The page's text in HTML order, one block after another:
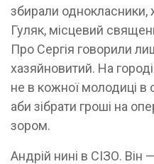
збирали однокласники,
Гуляк, місцевий
Про Сергія говорили
хазяйновитий. На
не в кожної молодиці в
аби зібрати гроші на
зором.
Андрій нині в СІЗО. Він